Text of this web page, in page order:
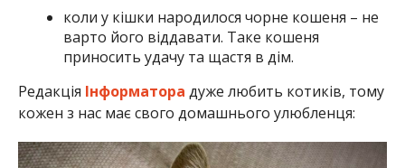
коли у кішки народилося чорне кошеня – не
варто його віддавати. Таке кошеня
приносить удачу та щастя в дім.
Редакція Інформатора дуже любить котиків, тому
кожен з нас має свого домашнього улюбленця: